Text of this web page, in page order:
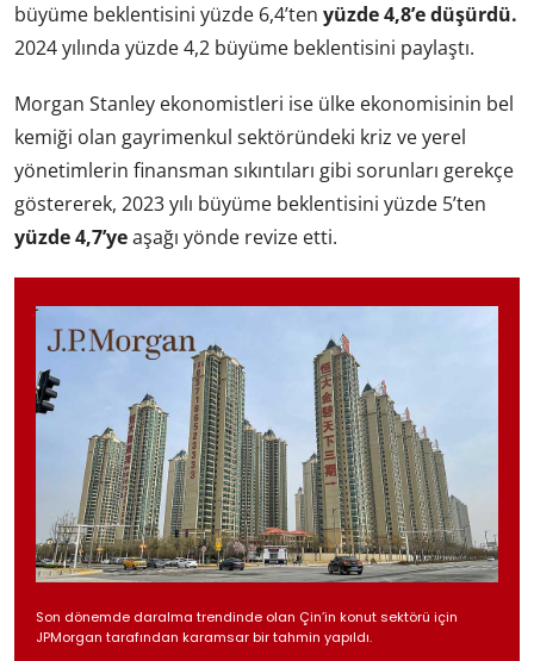
büyüme beklentisini yüzde 6,4’ten yüzde 4,8’e düşürdü.
2024 yılında yüzde 4,2 büyüme beklentisini paylaştı.
Morgan Stanley ekonomistleri ise ülke ekonomisinin bel
kemiği olan gayrimenkul sektöründeki kriz ve yerel
yönetimlerin finansman sıkıntıları gibi sorunları gerekçe
göstererek, 2023 yılı büyüme beklentisini yüzde 5’ten
yüzde 4,7’yeaşağı yönde revize etti.
Son dönemde daralma trendinde olan Çin’in konut sektörü için
JPMorgan tarafından karamsar bir tahmin yapıldı.